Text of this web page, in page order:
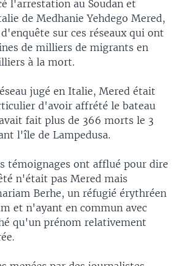
l'arrestation au Soudan et
de Medhanie Yehdego Mered,
sur ces réseaux qui ont
de milliers de migrants en
à la mort.
jugé en Italie, Mered était
d'avoir affrété le bateau
fait plus de 366 morts le 3
l'île de Lampedusa.
témoignages ont afflué pour dire
n'était pas Mered mais
Berhe, un réfugié érythréen
et n'ayant en commun avec
qu'un prénom relativement